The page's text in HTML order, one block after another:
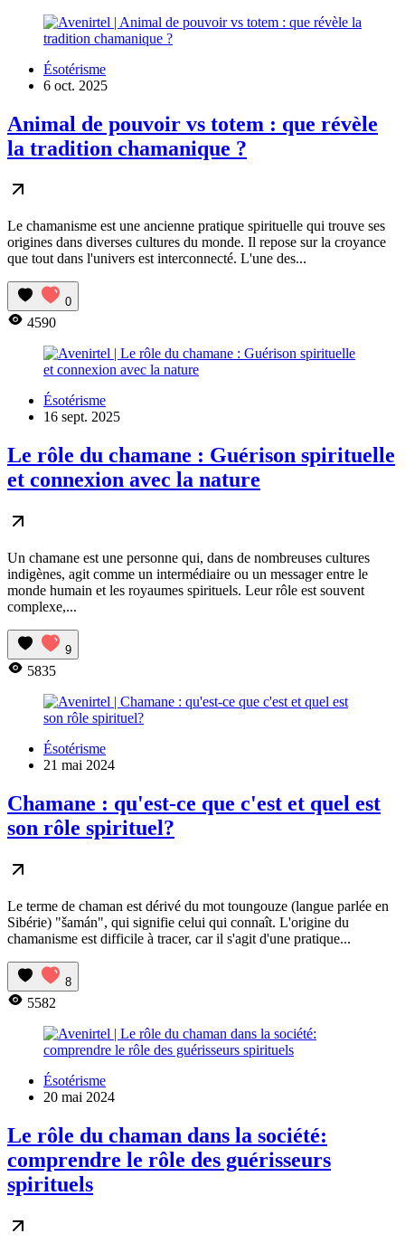
Ésotérisme
6 oct. 2025
Animal de pouvoir vs totem : que révèle
la tradition chamanique ?
Le chamanisme est une ancienne pratique spirituelle qui trouve ses
origines dans diverses cultures du monde. Il repose sur la croyance
que tout dans l'univers est interconnecté. L'une des...
0
4590
Ésotérisme
16 sept. 2025
Le rôle du chamane : Guérison spirituelle
et connexion avec la nature
Un chamane est une personne qui, dans de nombreuses cultures
indigènes, agit comme un intermédiaire ou un messager entre le
monde humain et les royaumes spirituels. Leur rôle est souvent
complexe,...
9
5835
Ésotérisme
21 mai 2024
Chamane : qu'est-ce que c'est et quel est
son rôle spirituel?
Le terme de chaman est dérivé du mot toungouze (langue parlée en
Sibérie) "šamán", qui signifie celui qui connaît. L'origine du
chamanisme est difficile à tracer, car il s'agit d'une pratique...
8
5582
Ésotérisme
20 mai 2024
Le rôle du chaman dans la société:
comprendre le rôle des guérisseurs
spirituels